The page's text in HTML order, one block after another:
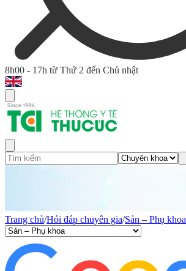
8h00 - 17h từ Thứ 2 đến Chủ nhật
Trang chủ/Hỏi đáp chuyên gia/Sản – Phụ khoa